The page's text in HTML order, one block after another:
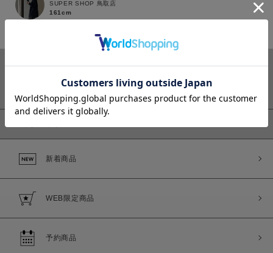
商品タイプ
セール価格
SUPER SHOP 鳥取店
161cm
新着商品
WEB限定商品
予約商品